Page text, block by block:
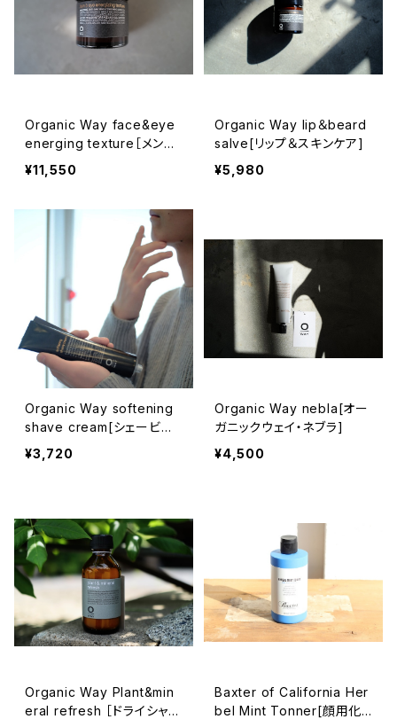
Organic Way face&eye
energing texture［メンズ
美容クリーム］
¥11,550
Organic Way lip＆beard
salve[リップ＆スキンケア]
¥5,980
Organic Way softening
shave cream[シェービン
グ クリーム]
¥3,720
Organic Way nebla[オー
ガニックウェイ・ネブラ]
¥4,500
Organic Way Plant&min
eral refresh ［ドライシャン
Baxter of California Her
bel Mint Tonner[顔用化